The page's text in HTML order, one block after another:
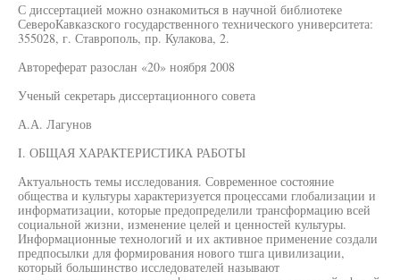
С диссертацией можно ознакомиться в научной библиотеке
СевероКавказского государственного технического университета:
355028, г. Ставрополь, пр. Кулакова, 2.
Автореферат разослан «20» ноября 2008
Ученый секретарь диссертационного совета
А.А. Лагунов
I. ОБЩАЯ ХАРАКТЕРИСТИКА РАБОТЫ
Актуальность темы исследования. Современное состояние
общества и культуры характеризуется процессами глобализации и
информатизации, которые предопределили трансформацию всей
социальной жизни, изменение целей и ценностей культуры.
Информационные технологий и их активное применение создали
предпосылки для формирования нового тшга цивилизации,
который большинство исследователей называют